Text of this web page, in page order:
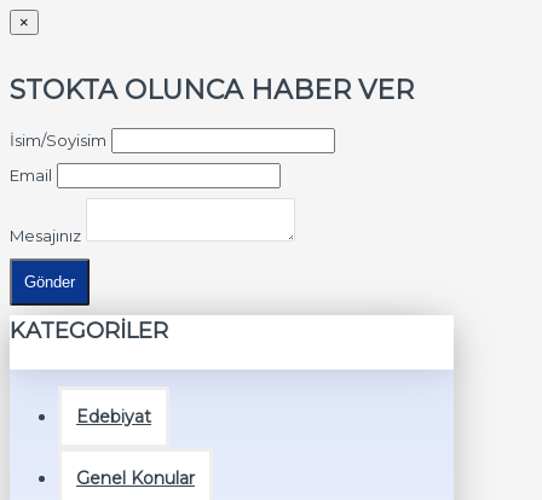
×
STOKTA OLUNCA HABER VER
İsim/Soyisim
Email
Mesajınız
Gönder
KATEGORİLER
Edebiyat
Genel Konular